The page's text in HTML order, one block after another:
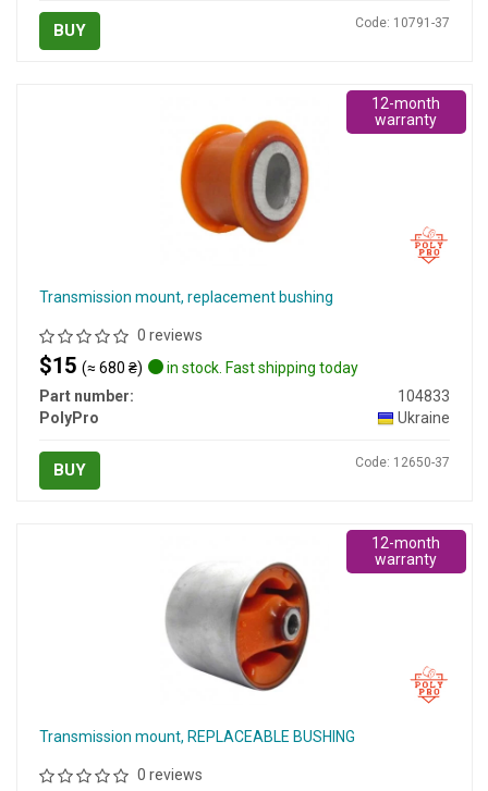
BUY Code: 10791-37
Transmission mount, replacement bushing
0 reviews
$15 (≈ 680 ₴)
in stock. Fast shipping today
Part number:
104833
PolyPro
Ukraine
BUY Code: 12650-37
12-month
warranty
Transmission mount, REPLACEABLE BUSHING
0 reviews
12-month
warranty